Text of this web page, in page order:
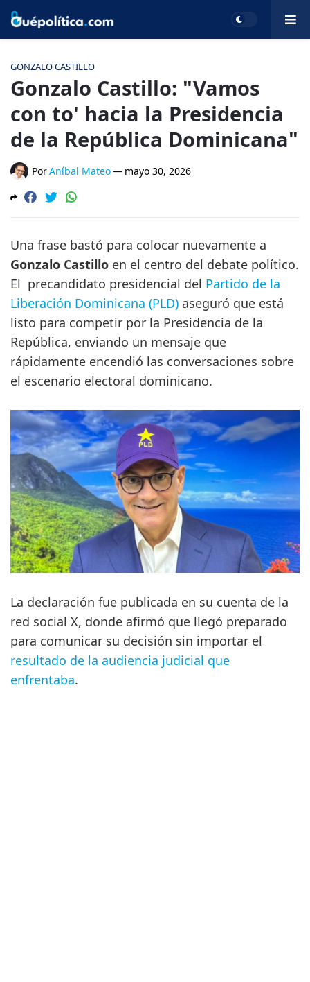
GONZALO CASTILLO
Gonzalo Castillo: "Vamos
con to' hacia la Presidencia
de la República Dominicana"
PorAníbal Mateo— mayo 30, 2026
Una frase bastó para colocar nuevamente a
Gonzalo Castillo en el centro del debate político.
El precandidato presidencial del Partido de la
Liberación Dominicana (PLD) aseguró que está
listo para competir por la Presidencia de la
República, enviando un mensaje que
rápidamente encendió las conversaciones sobre
el escenario electoral dominicano.
La declaración fue publicada en su cuenta de la
red social X, donde afirmó que llegó preparado
para comunicar su decisión sin importar el
resultado de la audiencia judicial que
enfrentaba.